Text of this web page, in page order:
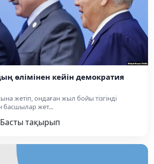
өлімінен кейін демократия
жетіп, ондаған жыл бойы тізгінді
басшылар жет...
Басты тақырып